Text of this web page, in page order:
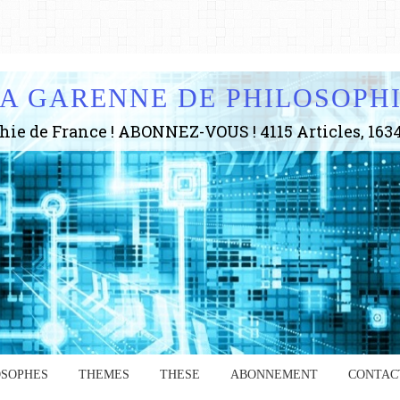
GARENNE DE
THEMES THESE ABONNEMENT